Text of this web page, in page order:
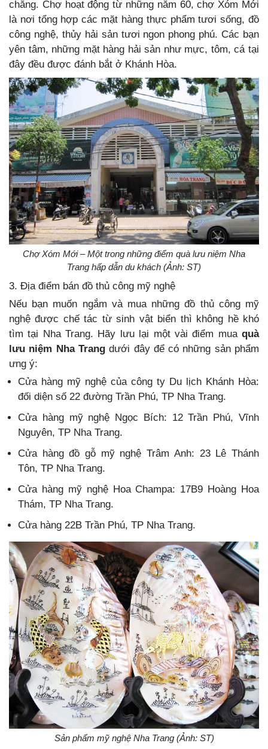
chăng. Chợ hoạt động từ những năm 60, chợ Xóm Mới
là nơi tổng hợp các mặt hàng thực phẩm tươi sống, đồ
công nghệ, thủy hải sản tươi ngon phong phú. Các bạn
yên tâm, những mặt hàng hải sản như mực, tôm, cá tại
đây đều được đánh bắt ở Khánh Hòa.
Chợ Xóm Mới – Một trong những điểm quà lưu niệm Nha
Trang hấp dẫn du khách (Ảnh: ST)
3. Địa điểm bán đồ thủ công mỹ nghệ
Nếu bạn muốn ngắm và mua những đồ thủ công mỹ
nghệ được chế tác từ sinh vật biển thì không hề khó
tìm tại Nha Trang. Hãy lưu lại một vài điểm muaquà
lưu niệm Nha Trangdưới đây để có những sản phẩm
ưng ý:
Cửa hàng mỹ nghệ của công ty Du lịch Khánh Hòa:
đối diện số 22 đường Trần Phú, TP Nha Trang.
Cửa hàng mỹ nghệ Ngọc Bích: 12 Trần Phú, Vĩnh
Nguyên, TP Nha Trang.
Cửa hàng đồ gỗ mỹ nghệ Trâm Anh: 23 Lê Thánh
Tôn, TP Nha Trang.
Cửa hàng mỹ nghệ Hoa Champa: 17B9 Hoàng Hoa
Thám, TP Nha Trang.
Cửa hàng 22B Trần Phú, TP Nha Trang.
Sản phẩm mỹ nghệ Nha Trang (Ảnh: ST)